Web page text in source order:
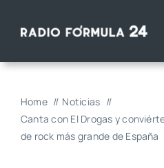
Home
Noticias
Canta con El Drogas y
de rock más grande de España